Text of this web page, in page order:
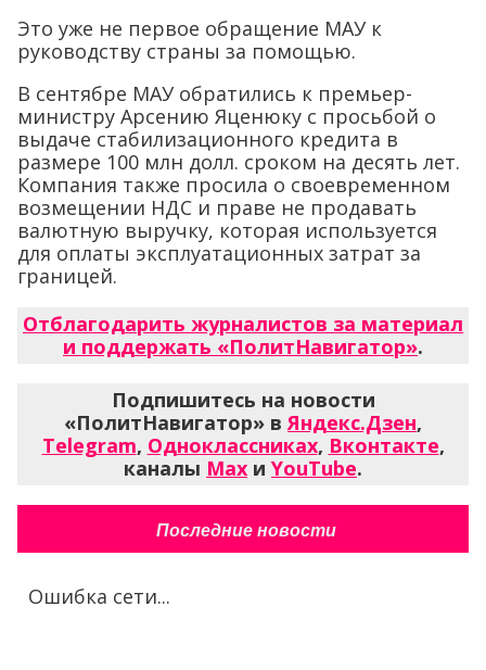
Это уже не первое обращение МАУ к
руководству страны за помощью.
В сентябре МАУ обратились к премьер-
министру Арсению Яценюку с просьбой о
выдаче стабилизационного кредита в
размере 100 млн долл. сроком на десять лет.
Компания также просила о своевременном
возмещении НДС и праве не продавать
валютную выручку, которая используется
для оплаты эксплуатационных затрат за
границей.
Отблагодарить журналистов за материал
и поддержать «ПолитНавигатор».
Подпишитесь на новости
«ПолитНавигатор» вЯндекс.Дзен,
Telegram, Одноклассниках, Вконтакте,
каналы Max и YouTube.
Последние новости
Ошибка сети...